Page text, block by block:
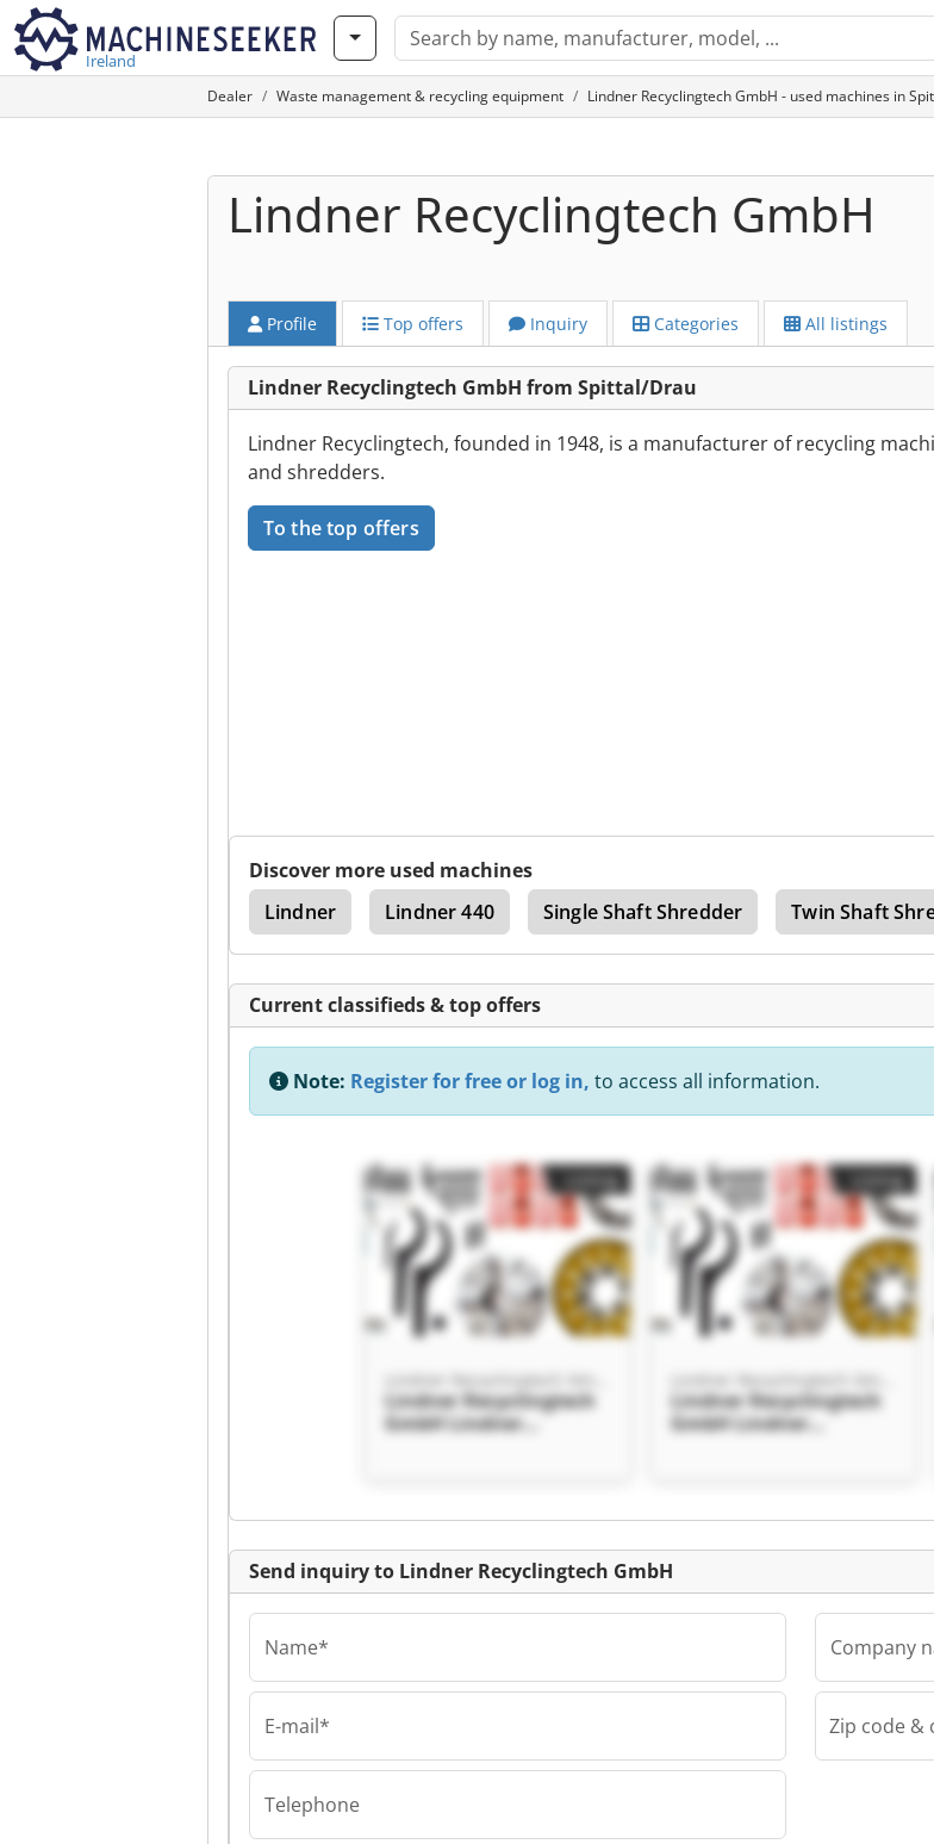
Ireland
Dealer Waste management & recycling equipment Lindner Recyclingtech GmbH - used machines in
Lindner Recyclingtech GmbH
Profile Top offers Inquiry Categories All listings
Lindner Recyclingtech GmbH from Spittal/Drau
Lindner Recyclingtech, founded in 1948, is a manufacturer of recycling
and shredders.
To the top offers
Discover more used machines
Lindner
Lindner 440 Single Shaft Shredder Twin Shaft
Current classifieds & top offers
Note: Register for free or log in, to access all information.
Lindner Recyclingtech
GmbH Lindner
Lindner Recyclingtech
GmbH Lindner
GmbH Lindner
Listing
Send inquiry to Lindner Recyclingtech GmbH
Name*
E-mail*
Telephone
Company
Zip code &